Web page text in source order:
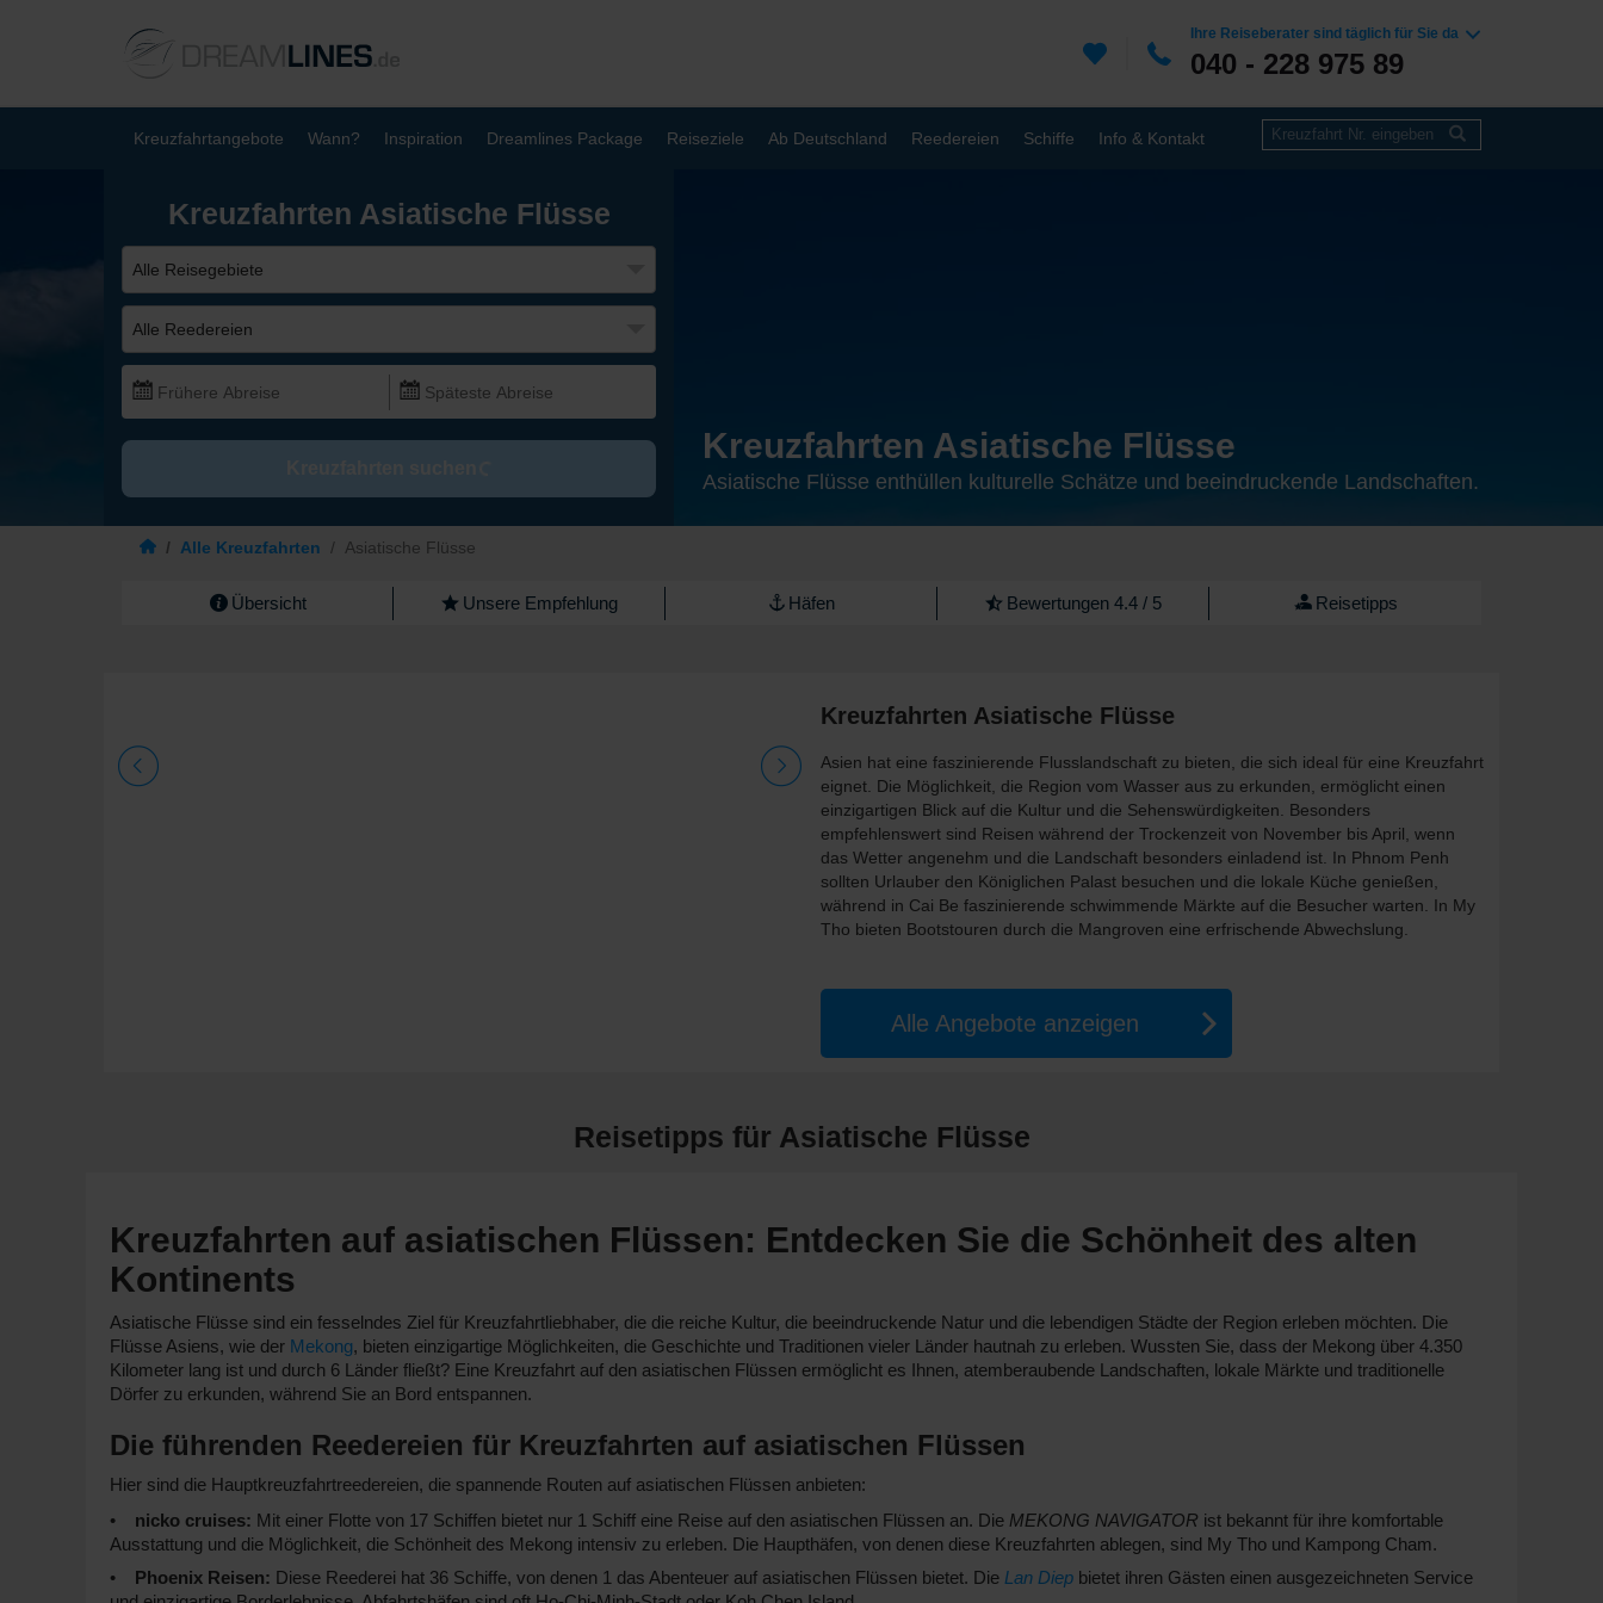
Ihre Reiseberater sind täglich für Sie da
040 - 228 975 89
Kreuzfahrtangebote Wann? Inspiration Dreamlines Package Reiseziele Ab Deutschland Reedereien Schiffe Info & Kontakt
Kreuzfahrten Asiatische Flüsse
Alle Reisegebiete
Alle Reedereien
Kreuzfahrten Asiatische Flüsse
Asiatische Flüsse enthüllen kulturelle Schätze und beeindruckende Landschaften.
/ Alle Kreuzfahrten / Asiatische Flüsse
Übersicht Unsere Empfehlung Häfen Bewertungen 4.4 / 5 Reisetipps
Kreuzfahrten Asiatische Flüsse
Asien hat eine faszinierende Flusslandschaft zu bieten, die sich ideal für eine Kreuzfahrt
eignet. Die Möglichkeit, die Region vom Wasser aus zu erkunden, ermöglicht einen
einzigartigen Blick auf die Kultur und die Sehenswürdigkeiten. Besonders
empfehlenswert sind Reisen während der Trockenzeit von November bis April, wenn
das Wetter angenehm und die Landschaft besonders einladend ist. In Phnom Penh
sollten Urlauber den Königlichen Palast besuchen und die lokale Küche genießen,
während in Cai Be faszinierende schwimmende Märkte auf die Besucher warten. In My
Tho bieten Bootstouren durch die Mangroven eine erfrischende Abwechslung.
Alle Angebote anzeigen
Reisetipps für Asiatische Flüsse
Kreuzfahrten auf asiatischen Flüssen: Entdecken Sie die Schönheit des alten
Kontinents
Asiatische Flüsse sind ein fesselndes Ziel für Kreuzfahrtliebhaber, die die reiche Kultur, die beeindruckende Natur und die lebendigen Städte der Region erleben möchten. Die
Flüsse Asiens, wie der Mekong, bieten einzigartige Möglichkeiten, die Geschichte und Traditionen vieler Länder hautnah zu erleben. Wussten Sie, dass der Mekong über 4.350
Kilometer lang ist und durch 6 Länder fließt? Eine Kreuzfahrt auf den asiatischen Flüssen ermöglicht es Ihnen, atemberaubende Landschaften, lokale Märkte und traditionelle
Dörfer zu erkunden, während Sie an Bord entspannen.
Die führenden Reedereien für Kreuzfahrten auf asiatischen Flüssen
Hier sind die Hauptkreuzfahrtreedereien, die spannende Routen auf asiatischen Flüssen anbieten:
nicko cruises: Mit einer Flotte von 17 Schiffen bietet nur 1 Schiff eine Reise auf den asiatischen Flüssen an. Die MEKONG NAVIGATOR ist bekannt für ihre komfortable
Ausstattung und die Möglichkeit, die Schönheit des Mekong intensiv zu erleben. Die Haupthäfen, von denen diese Kreuzfahrten ablegen, sind My Tho und Kampong Cham.
Phoenix Reisen: Diese Reederei hat 36 Schiffe, von denen 1 das Abenteuer auf asiatischen Flüssen bietet. Die Lan Diep bietet ihren Gästen einen ausgezeichneten Service